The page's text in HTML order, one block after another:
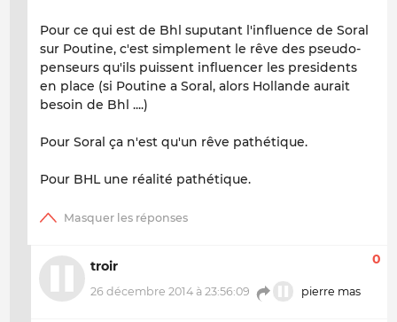
Pour ce qui est de Bhl suputant l'influence de Soral
sur Poutine, c'est simplement le rêve des pseudo-
penseurs qu'ils puissent influencer les presidents
en place (si Poutine a Soral, alors Hollande aurait
besoin de Bhl ....)
Pour Soral ça n'est qu'un rêve pathétique.
Pour BHL une réalité pathétique.
troir
26 décembre 2014 à 23:56:09 pierre mas
0